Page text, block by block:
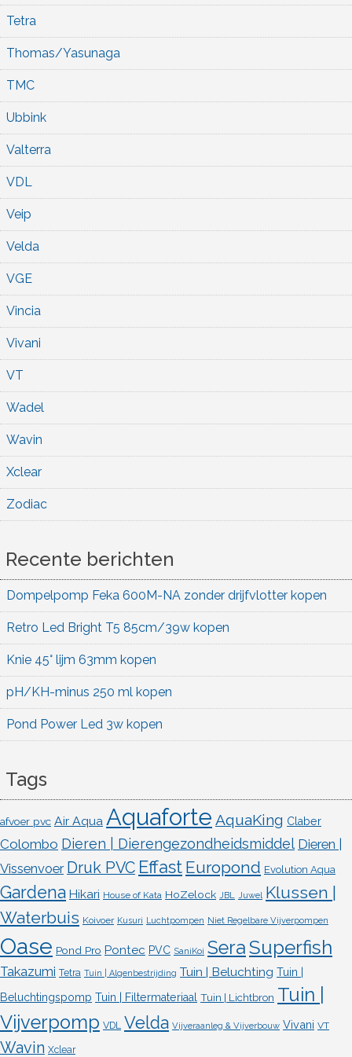
Tetra
Thomas/Yasunaga
TMC
Ubbink
Valterra
VDL
Veip
Velda
VGE
Vincia
Vivani
VT
Wadel
Wavin
Xclear
Zodiac
Recente berichten
Dompelpomp Feka 600M-NA zonder drijfvlotter kopen
Retro Led Bright T5 85cm/39w kopen
Knie 45° lijm 63mm kopen
pH/KH-minus 250 ml kopen
Pond Power Led 3w kopen
Tags
afvoer pvc Air Aqua Aquaforte AquaKing Claber
Colombo Dieren | Dierengezondheidsmiddel Dieren |
Vissenvoer Druk PVC Effast Europond Evolution Aqua
Gardena Hikari House of Kata HoZelock JBL Juwel Klussen |
Waterbuis Koivoer Kusuri Luchtpompen Niet Regelbare Vijverpompen
Oase Pond Pro Pontec PVC SaniKoi SeraSuperfish
Takazumi Tetra Tuin | Algenbestrijding Tuin | Beluchting Tuin |
Beluchtingspomp Tuin | Filtermateriaal Tuin | Lichtbron Tuin |
Vijverpomp VDL Velda Vijveraanleg & Vijverbouw Vivani VT
Wavin Xclear